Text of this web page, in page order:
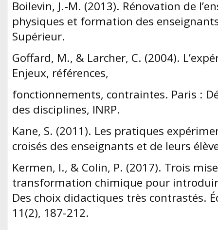
Boilevin, J.-M. (2013). Rénovation de
physiques et formation des
Supérieur.
Goffard, M., & Larcher, C. (2004).
Enjeux, références,
fonctionnements, contraintes. Paris :
des disciplines, INRP.
Kane, S. (2011). Les pratiques
croisés des enseignants et de leurs
Kermen, I., & Colin, P. (2017). Trois
transformation chimique pour
Des choix didactiques très contrastés.
11(2), 187-212.